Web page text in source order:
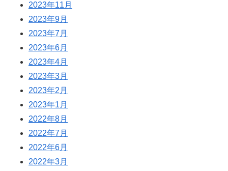
2023年11月
2023年9月
2023年7月
2023年6月
2023年4月
2023年3月
2023年2月
2023年1月
2022年8月
2022年7月
2022年6月
2022年3月